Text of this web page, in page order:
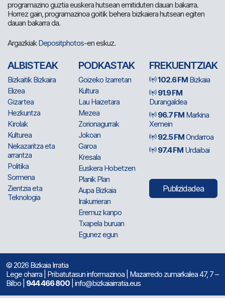
programazino guztia euskera hutsean emitiduten dauan bakarra.
Horrez gain, programazinoa goitik behera bizkaiera hutsean egiten
dauan bakarra da.
ArgazkiakDepositphotos-en eskuz.
ALBISTEAK
Bizkaitik Bizkaira
Elizea
Gizartea
Hezkuntza
Kirolak
Kulturea
Nekazaritza eta
arrantza
Politika
Sormena
Zientzia eta
Teknologia
PODKASTAK
Goizeko Izarretan
Kultura
Lau Haizetara
Mezea
Zorionagurrak
Jokoan
Garoa
Kresala
Euskera Hobetzen
Planik Plan
Aupa Bizkaia
Irakurrieran
Eremuz kanpo
Txapela buruan
Egunez egun
FREKUENTZIAK
102.6 FM Bizkaia
91.9 FM
Durangaldea
96.7 FM Markina
Xemein
92.5 FMOndarroa
97.4 FM Urdaibai
Publizidadea
© 2026 Bizkaia Irratia
Lege oharra Pribatutasun informazinoa | Mazarredo zumarkalea 47, 7 –
Bilbo | 944 466 800 | info@bizkaiairratia.eus